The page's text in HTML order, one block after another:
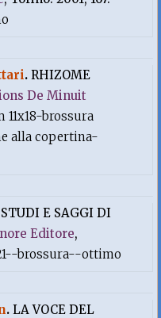
.RHIZOME
De Minuit
11x18-brossura
alla copertina-
STUDI E SAGGI DI
Editore,
brossura--ottimo
.LA VOCE DEL